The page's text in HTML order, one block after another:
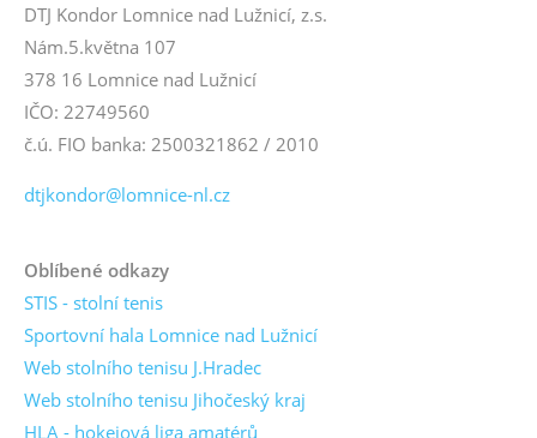
DTJ Kondor Lomnice nad Lužnicí, z.s.
Nám.5.května 107
378 16 Lomnice nad Lužnicí
IČO: 22749560
č.ú. FIO banka: 2500321862 / 2010
dtjkondor@lomnice-nl.cz
Oblíbené odkazy
STIS - stolní tenis
Sportovní hala Lomnice nad Lužnicí
Web stolního tenisu J.Hradec
Web stolního tenisu Jihočeský kraj
HLA - hokejová liga amatérů